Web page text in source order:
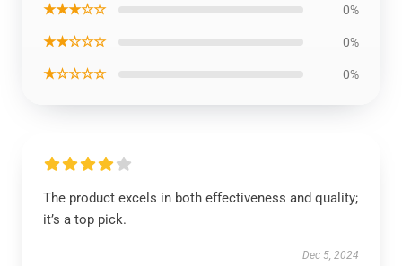
★★★☆☆ 0%
★★☆☆☆ 0%
★☆☆☆☆ 0%
The product excels in both effectiveness and quality;
it’s a top pick.
Dec 5, 2024